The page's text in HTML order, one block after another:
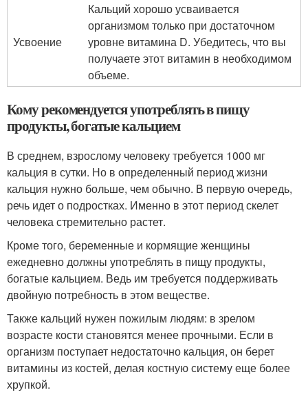
Усвоение
Кальций хорошо усваивается
организмом только при достаточном
уровне витамина D. Убедитесь, что вы
получаете этот витамин в необходимом
объеме.
Кому рекомендуется употреблять в пищу
продукты, богатые кальцием
В среднем, взрослому человеку требуется 1000 мг
кальция в сутки. Но в определенный период жизни
кальция нужно больше, чем обычно. В первую очередь,
речь идет о подростках. Именно в этот период скелет
человека стремительно растет.
Кроме того, беременные и кормящие женщины
ежедневно должны употреблять в пищу продукты,
богатые кальцием. Ведь им требуется поддерживать
двойную потребность в этом веществе.
Также кальций нужен пожилым людям: в зрелом
возрасте кости становятся менее прочными. Если в
организм поступает недостаточно кальция, он берет
витамины из костей, делая костную систему еще более
хрупкой.